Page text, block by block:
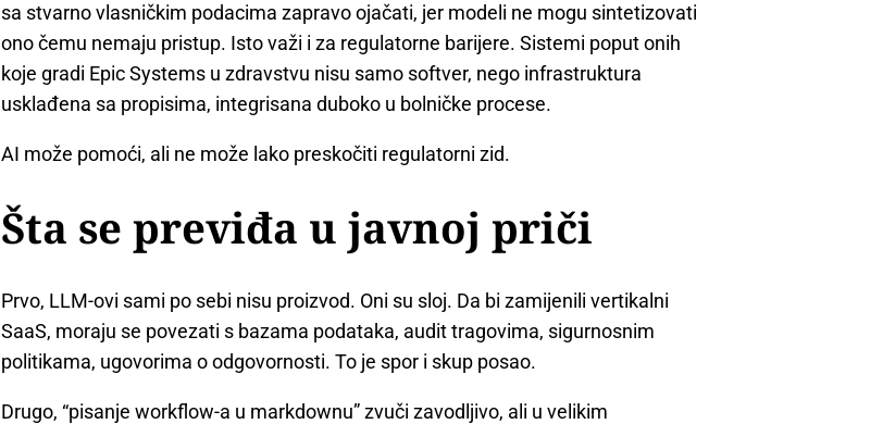
sa stvarno vlasničkim podacima zapravo ojačati, jer modeli ne mogu sintetizovati
ono čemu nemaju pristup. Isto važi i za regulatorne barijere. Sistemi poput onih
koje gradi Epic Systems u zdravstvu nisu samo softver, nego infrastruktura
usklađena sa propisima, integrisana duboko u bolničke procese.
AI može pomoći, ali ne može lako preskočiti regulatorni zid.
Šta se previđa u javnoj priči
Prvo, LLM-ovi sami po sebi nisu proizvod. Oni su sloj. Da bi zamijenili vertikalni
SaaS, moraju se povezati s bazama podataka, audit tragovima, sigurnosnim
politikama, ugovorima o odgovornosti. To je spor i skup posao.
Drugo, “pisanje workflow-a u markdownu” zvuči zavodljivo, ali u velikim